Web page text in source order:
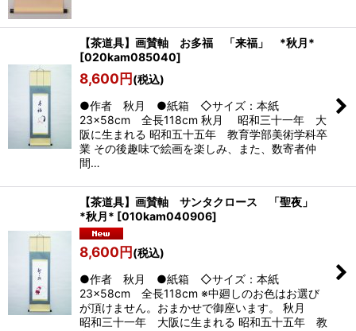
【茶道具】画賛軸 お多福 「来福」 *秋月*
[020kam085040]
8,600円(税込)
●作者 秋月 ●紙箱 ◇サイズ：本紙
23×58cm 全長118cm 秋月 昭和三十一年 大
阪に生まれる 昭和五十五年 教育学部美術学科卒
業 その後趣味で絵画を楽しみ、また、数寄者仲
間…
【茶道具】画賛軸 サンタクロース 「聖夜」
*秋月* [010kam040906]
8,600円(税込)
●作者 秋月 ●紙箱 ◇サイズ：本紙
23×58cm 全長118cm ※中廻しのお色はお選び
が頂けません。おまかせで御座います。 秋月
昭和三十一年 大阪に生まれる 昭和五十五年 教